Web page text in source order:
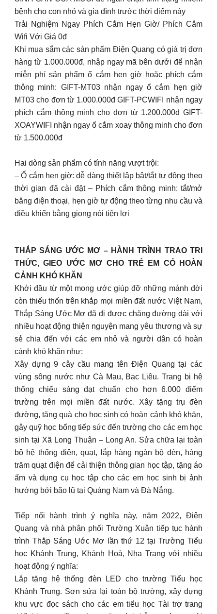
bệnh cho con nhỏ và gia đình trước thời điểm này
Trải Nghiệm Ngay Phích Cắm Hẹn Giờ/ Phích Cắm
Wifi Với Giá 0đ
Khi mua sắm các sản phẩm Điện Quang có giá trị đơn
hàng từ 1.000.000đ, nhập ngay mã bên dưới để nhận
miễn phí sản phẩm ổ cắm hẹn giờ hoặc phích cắm
thông minh: GIFT-MT03 nhận ngay ổ cắm hẹn giờ
MT03 cho đơn từ 1.000.000đ GIFT-PCWIFI nhận ngay
phích cắm thông minh cho đơn từ 1.200.000đ GIFT-
XOAYWIFI nhận ngay ổ cắm xoay thông minh cho đơn
từ 1.500.000đ
Hai dòng sản phẩm có tính năng vượt trội:
– Ổ cắm hẹn giờ: dễ dàng thiết lập bật/tắt tự động theo
thời gian đã cài đặt – Phích cắm thông minh: tắt/mở
bằng điện thoại, hẹn giờ tự động theo từng nhu cầu và
điều khiển bằng giọng nói tiện lợi
THẮP SÁNG ƯỚC MƠ – HÀNH TRÌNH TRAO TRI
THỨC, GIEO ƯỚC MƠ CHO TRẺ EM CÓ HOÀN
CẢNH KHÓ KHĂN
Khởi đầu từ một mong ước giúp đỡ những mảnh đời
còn thiếu thốn trên khắp mọi miền đất nước Việt Nam,
Thắp Sáng Ước Mơ đã đi được chặng đường dài với
nhiều hoạt động thiện nguyện mang yêu thương và sự
sẻ chia đến với các em nhỏ và người dân có hoàn
cảnh khó khăn như:
Xây dựng 9 cây cầu mang tên Điện Quang tại các
vùng sông nước như Cà Mau, Bạc Liêu. Trang bị hệ
thống chiếu sáng đạt chuẩn cho hơn 6.000 điểm
trường trên mọi miền đất nước. Xây tặng trụ đèn
đường, tặng quà cho học sinh có hoàn cảnh khó khăn,
gây quỹ học bổng tiếp sức đến trường cho các em học
sinh tại Xã Long Thuận – Long An. Sửa chữa lại toàn
bộ hệ thống điện, quạt, lắp hàng ngàn bộ đèn, hàng
trăm quạt điện để cải thiện thông gian học tập, tặng áo
ấm và dụng cụ học tập cho các em học sinh bị ảnh
hưởng bởi bão lũ tại Quảng Nam và Đà Nẵng.
Tiếp nối hành trình ý nghĩa này, năm 2022, Điện
Quang và nhà phân phối Trường Xuân tiếp tục hành
trình Thắp Sáng Uớc Mơ lần thứ 12 tại Trường Tiểu
học Khánh Trung, Khánh Hoà, Nha Trang với nhiều
hoạt động ý nghĩa:
Lắp tặng hệ thống đèn LED cho trường Tiểu học
Khánh Trung. Sơn sửa lại toàn bộ trường, xây dựng
khu vực đọc sách cho các em tiểu học Tài trợ trang